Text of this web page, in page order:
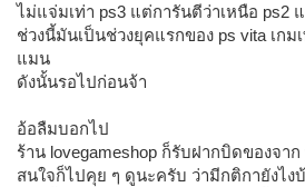
ไม่แจ่มเท่า ps3 แต่การันตีว่าเหนือ ps2
ช่วงนี้มันเป็นช่วงยุคแรกของ ps vita เก
แมน
ดังนั้นรอไปก่อนจ้า
อ้อลืมบอกไป
ร้าน lovegameshop ก็รับฝากบิดของจา
สนใจก็ไปคุย ๆ ดูนะครับ ว่ามีกติกายังไง